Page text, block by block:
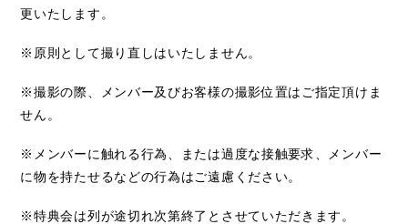
更いたします。
※原則として撮り直しはいたしません。
※撮影の際、メンバー及びお客様の撮影位置はご指定頂けま
せん。
※メンバーに触れる行為、または過度な接触要求、メンバー
に物を持たせるなどの行為はご遠慮ください。
※特典会は列が途切れ次第終了とさせていただきます。